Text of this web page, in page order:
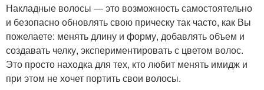
Накладные волосы — это возможность самостоятельно
и безопасно обновлять свою прическу так часто, как Вы
пожелаете: менять длину и форму, добавлять объем и
создавать челку, экспериментировать с цветом волос.
Это просто находка для тех, кто любит менять имидж и
при этом не хочет портить свои волосы.